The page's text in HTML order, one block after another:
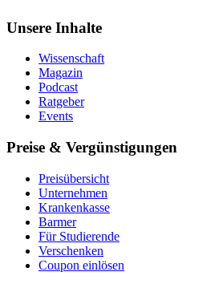
Unsere Inhalte
Wissenschaft
Magazin
Podcast
Ratgeber
Events
Preise & Vergünstigungen
Preisübersicht
Unternehmen
Krankenkasse
Barmer
Für Studierende
Ver­schen­ken
Coupon einlösen